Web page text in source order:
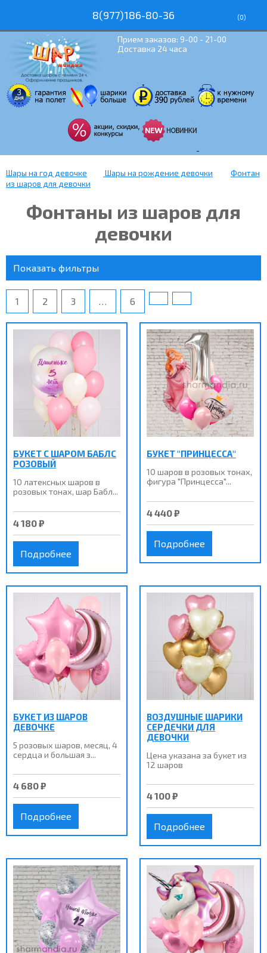
8(977)186-80-36 (0)
Прием заказов: 9-00 - 21-00
Доставка 24 часа
Шары на год девочке Шары на рождение девочки
Фонтан
из шаров для девочки
Фонтаны из шаров для
девочки
Показать фильтры
1 2 3 … 6
БУКЕТ С ШАРОМ БАБЛС
РОЗОВЫЙ
10 латексных шаров в
розовых тонах, шар Бабл...
4 180 ₽
Подробнее
БУКЕТ "ПРИНЦЕССА"
10 шаров в розовых тонах,
фигура "Принцесса"...
4 440 ₽
Подробнее
БУКЕТ ИЗ ШАРОВ
ДЕВОЧКЕ
5 розовых шаров, месяц, 4
сердца и большая з...
4 680 ₽
Подробнее
ВОЗДУШНЫЕ ШАРИКИ
СЕРДЕЧКИ ДЛЯ
ДЕВОЧКИ
Цена указана за букет из
12 шаров
4 100 ₽
Подробнее